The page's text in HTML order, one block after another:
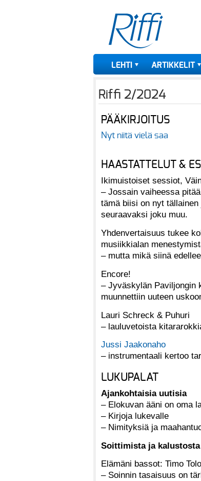
LEHTI ARTIKKELIT
Riffi 2/2024
PÄÄKIRJOITUS
Nyt niitä vielä saa
HAASTATTELUT &
Ikimuistoiset sessiot,
– Jossain vaiheessa
tämä biisi on nyt tällainen
seuraavaksi joku muu.
Yhdenvertaisuus tukee
musiikkialan
– mutta mikä siinä
Encore!
– Jyväskylän Paviljongin
muunnettiin uuteen
Lauri Schreck & Puhuri
– lauluvetoista
Jussi Jaakonaho
– instrumentaali kertoo
LUKUPALAT
Ajankohtaisia uutisia
– Elokuvan ääni on oma
– Kirjoja lukevalle
– Nimityksiä ja
Soittimista ja kalustosta
Elämäni bassot: Timo
– Soinnin tasaisuus on